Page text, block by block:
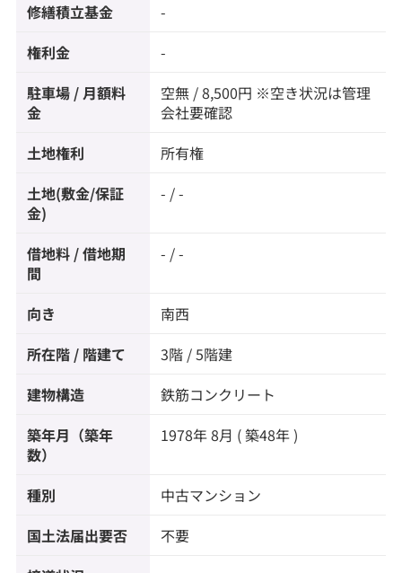
修繕積立基金 -
権利金 -
駐車場 / 月額料
金
空無 / 8,500円 ※空き状況は管理
会社要確認
土地権利 所有権
土地(敷金/保証
金)
- / -
借地料 / 借地期
間
- / -
向き 南西
所在階 / 階建て 3階 / 5階建
建物構造 鉄筋コンクリート
築年月（築年
数）
1978年 8月 ( 築48年 )
種別 中古マンション
国土法届出要否 不要